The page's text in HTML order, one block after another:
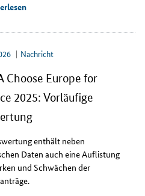
Nachricht
Choose Europe for
2025: Vorläufige
enthält neben
Daten auch eine Auflistung
und Schwächen der